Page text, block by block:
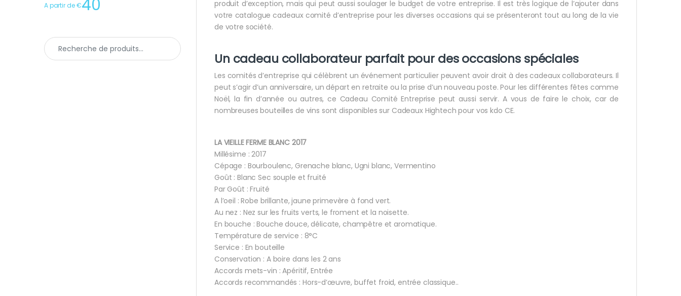
produit d’exception, mais qui peut aussi soulager le budget de votre entreprise. Il est très logique de l’ajouter dans
votre catalogue cadeaux comité d’entreprise pour les diverses occasions qui se présenteront tout au long de la vie
de votre société.
Un cadeau collaborateur parfait pour des occasions spéciales
Les comités d’entreprise qui célèbrent un événement particulier peuvent avoir droit à des cadeaux collaborateurs. Il
peut s’agir d’un anniversaire, un départ en retraite ou la prise d’un nouveau poste. Pour les différentes fêtes comme
Noël, la fin d’année ou autres, ce Cadeau Comité Entreprise peut aussi servir. A vous de faire le choix, car de
nombreuses bouteilles de vins sont disponibles sur Cadeaux Hightech pour vos kdo CE.
LA VIEILLE FERME BLANC 2017
Millésime : 2017
Cépage : Bourboulenc, Grenache blanc, Ugni blanc, Vermentino
Goût : Blanc Sec souple et fruité
Par Goût : Fruité
A l’oeil : Robe brillante, jaune primevère à fond vert.
Au nez : Nez sur les fruits verts, le froment et la noisette.
En bouche : Bouche douce, délicate, champêtre et aromatique.
Température de service : 8°C
Service : En bouteille
Conservation : A boire dans les 2 ans
Accords mets-vin : Apéritif, Entrée
Accords recommandés : Hors-d’œuvre, buffet froid, entrée classique..
A partir de €40
Recherche pour :